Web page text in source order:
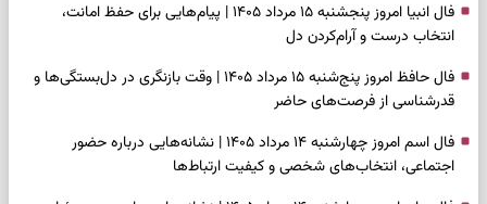
فال انبیا امروز پنجشنبه ۱۵ مرداد ۱۴۰۵ | پیام‌هایی برای حفظ امانت،
انتخاب درست و آرام‌کردن دل
فال حافظ امروز پنج‌شنبه ۱۵ مرداد ۱۴۰۵ | وقت بازنگری در دل‌بستگی‌ها و
قدرشناسی از فرصت‌های حاضر
فال اسم امروز چهارشنبه ۱۴ مرداد ۱۴۰۵ | نشانه‌هایی درباره حضور
اجتماعی، انتخاب‌های شخصی و کیفیت ارتباط‌ها